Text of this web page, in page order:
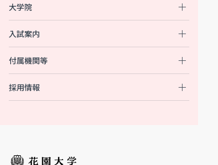
入試案内
付属機関等
大学院
採用情報